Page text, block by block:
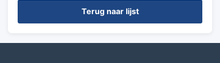
Terug naar lijst